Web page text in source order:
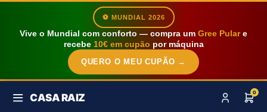
⚽ MUNDIAL 2026
Vive o Mundial com conforto — compra um Gree Pulare
recebe 10€ em cupão por máquina
QUERO O MEU CUPÃO →
CASA RAIZ 0